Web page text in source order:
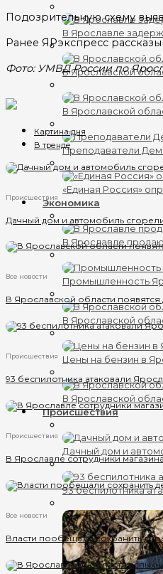
В Ярославле
В Ярославской
В Ярославской
Преподаватели
«Единая Россия»
Экономика
В Ярославле
Промышленность
В Ярославской
Цены на бензин в
В Ярославской
Происшествия
Дачный дом и
93 беспилотника
Подозрительную схему
Ранее ЯРэкспресс
Фото: УМВД России по
Картина дня
В тренде
Происшествия
Дачный дом и автомобиль
Все новости
В Ярославской области
Происшествия
93 беспилотника атаковали
Происшествия
В Ярославле сотрудники
Все новости
Власти пообещали сохранить